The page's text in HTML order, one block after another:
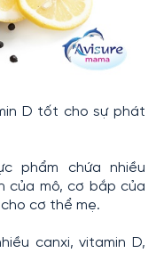
D tốt cho sự phát
phẩm chứa nhiều
của mô, cơ bắp của
cơ thể mẹ.
canxi, vitamin D,